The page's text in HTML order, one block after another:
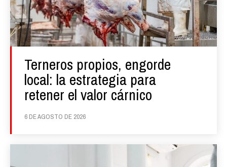
Terneros propios, engorde
local: la estrategia para
retener el valor cárnico
6 DE AGOSTO DE 2026